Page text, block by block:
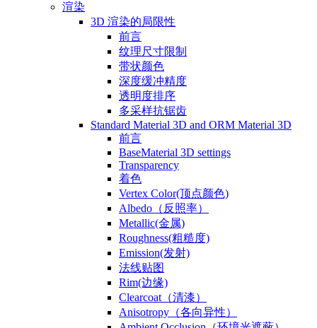
渲染
3D 渲染的局限性
前言
纹理尺寸限制
带状颜色
深度缓冲精度
透明度排序
多采样抗锯齿
Standard Material 3D and ORM Material 3D
前言
BaseMaterial 3D settings
Transparency
着色
Vertex Color(顶点颜色)
Albedo（反照率）
Metallic(金属)
Roughness(粗糙度)
Emission(发射)
法线贴图
Rim(边缘)
Clearcoat（清漆）
Anisotropy（各向异性）